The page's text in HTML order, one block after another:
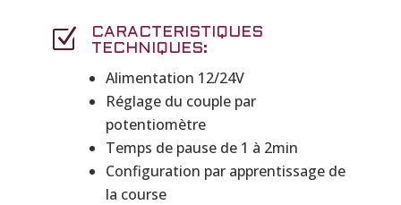
Z
CARACTERISTIQUES
TECHNIQUES:
Alimentation 12/24V
Réglage du couple par
potentiomètre
Temps de pause de 1 à 2min
Configuration par apprentissage de
la course